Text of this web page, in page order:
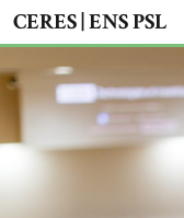
CERES | ENS PSL